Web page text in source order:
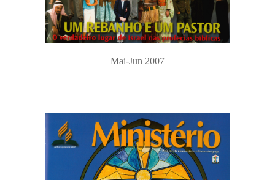
Mai-Jun 2007